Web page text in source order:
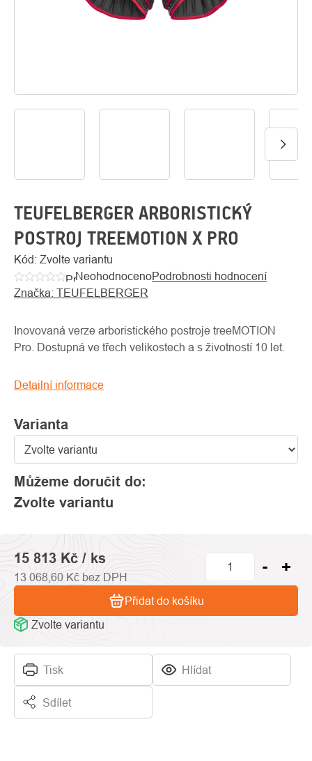
O
TEUFELBERGER ARBORISTICKÝ
POSTROJ TREEMOTION X PRO
Kód: Zvolte variantu
Průměrné
hodnocení
je
0,0
5
NeohodnocenoPodrobnosti hodnocení
Značka: TEUFELBERGER
Varianta
Můžeme doručit do:
Zvolte variantu
Inovovaná verze arboristického postroje treeMOTION
Pro. Dostupná ve třech velikostech a s životností 10 let.
Detailní informace
Tisk Hlídat
Sdílet
15 813 Kč / ks
13 068,60 Kč bez DPH
Zvolte variantu
Přidat do košíku